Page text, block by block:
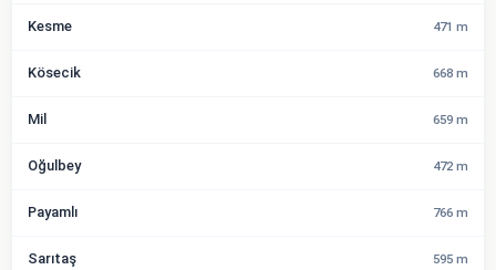
Kesme 471 m
Kösecik 668 m
Mil 659 m
Oğulbey 472 m
Payamlı 766 m
Sarıtaş 595 m